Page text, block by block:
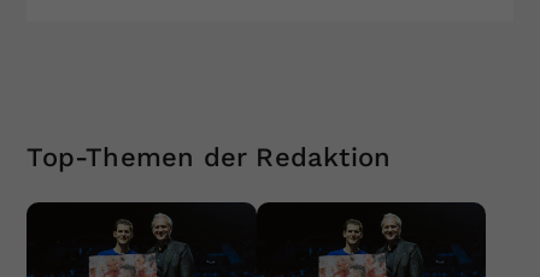
Top-Themen der Redaktion